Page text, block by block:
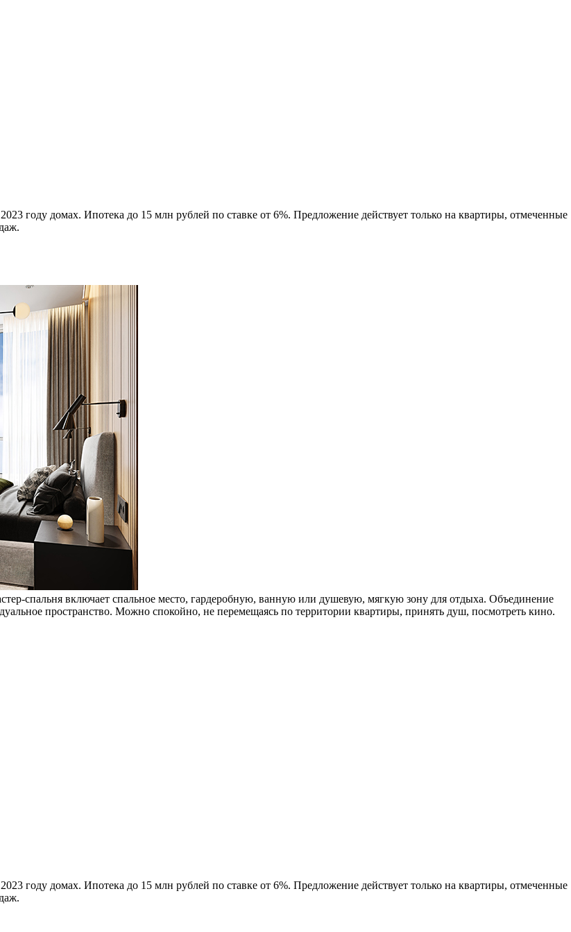
году домах. Ипотека до 15 млн рублей по ставке от 6%. Предложение действует только на квартиры, отмеченные
спальня включает спальное место, гардеробную, ванную или душевую, мягкую зону для отдыха. Объединение
пространство. Можно спокойно, не перемещаясь по территории квартиры, принять душ, посмотреть кино.
году домах. Ипотека до 15 млн рублей по ставке от 6%. Предложение действует только на квартиры, отмеченные